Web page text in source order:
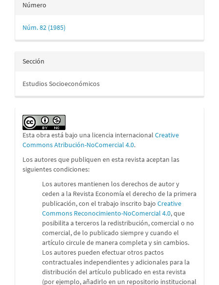
Número
Núm. 82 (1985)
Sección
Estudios Socioeconómicos
Esta obra está bajo una licencia internacional Creative
Commons Atribución-NoComercial 4.0.
Los autores que publiquen en esta revista aceptan las
siguientes condiciones:
Los autores mantienen los derechos de autor y
ceden a la Revista Economía el derecho de la primera
publicación, con el trabajo inscrito bajo Creative
Commons Reconocimiento-NoComercial 4.0, que
posibilita a terceros la redistribución, comercial o no
comercial, de lo publicado siempre y cuando el
artículo circule de manera completa y sin cambios.
Los autores pueden efectuar otros pactos
contractuales independientes y adicionales para la
distribución del artículo publicado en esta revista
(por ejemplo, añadirlo en un repositorio institucional